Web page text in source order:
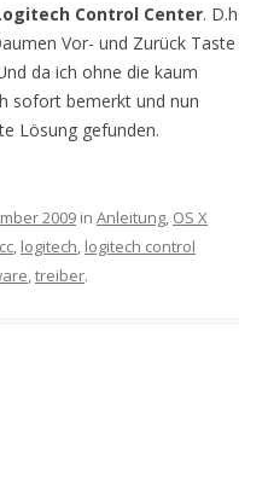
Control Center. D.h
Vor- und Zurück Taste
da ich ohne die kaum
sofort bemerkt und nun
Lösung gefunden.
2009 in Anleitung, OS X
, logitech, logitech control
,treiber.